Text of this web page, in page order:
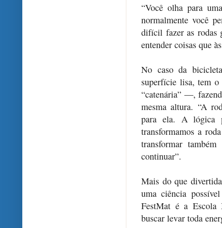
“Você olha para
normalmente você
difícil fazer as rodas
entender coisas que
No caso da
superfície lisa, tem
“catenária” —,
mesma altura. “A
para ela. A lógica
transformamos a
transformar
continuar”.
Mais do que
uma ciência
FestMat é a Escola
buscar levar toda